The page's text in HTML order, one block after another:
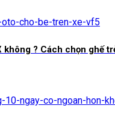
không ? Cách chọn ghế